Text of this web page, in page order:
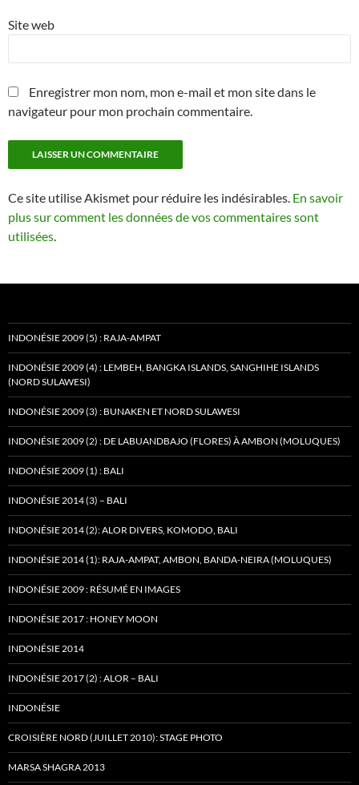
Site web
Enregistrer mon nom, mon e-mail et mon site dans le
navigateur pour mon prochain commentaire.
Ce site utilise Akismet pour réduire les indésirables. En savoir
plus sur comment les données de vos commentaires sont
utilisées
INDONÉSIE 2009 (5) : RAJA-AMPAT
INDONÉSIE 2009 (4) : LEMBEH, BANGKA ISLANDS, SANGHIHE ISLANDS
(NORD SULAWESI)
INDONÉSIE 2009 (3) : BUNAKEN ET NORD SULAWESI
INDONÉSIE 2009 (2) : DE LABUANDBAJO (FLORES) À AMBON (MOLUQUES)
INDONÉSIE 2009 (1) : BALI
INDONÉSIE 2014 (3) – BALI
INDONÉSIE 2014 (2): ALOR DIVERS, KOMODO, BALI
INDONÉSIE 2014 (1): RAJA-AMPAT, AMBON, BANDA-NEIRA (MOLUQUES)
INDONÉSIE 2009 : RÉSUMÉ EN IMAGES
INDONÉSIE 2017 : HONEY MOON
INDONÉSIE 2014
INDONÉSIE 2017 (2) : ALOR – BALI
INDONÉSIE
CROISIÈRE NORD (JUILLET 2010): STAGE PHOTO
MARSA SHAGRA 2013